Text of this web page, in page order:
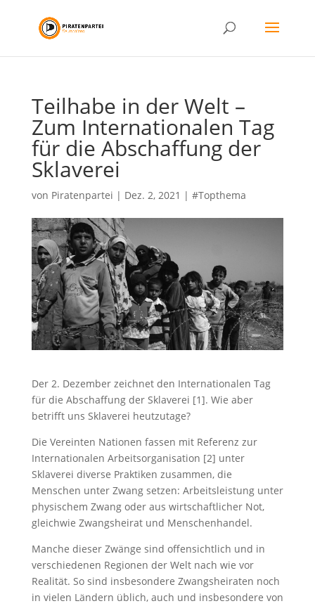
Teilhabe in der Welt –
Zum Internationalen Tag
für die Abschaffung der
Sklaverei
von Piratenpartei | Dez. 2, 2021 | #Topthema
Der 2. Dezember zeichnet den Internationalen Tag
für die Abschaffung der Sklaverei [1]. Wie aber
betrifft uns Sklaverei heutzutage?
Die Vereinten Nationen fassen mit Referenz zur
Internationalen Arbeitsorganisation [2] unter
Sklaverei diverse Praktiken zusammen, die
Menschen unter Zwang setzen: Arbeitsleistung unter
physischem Zwang oder aus wirtschaftlicher Not,
gleichwie Zwangsheirat und Menschenhandel.
Manche dieser Zwänge sind offensichtlich und in
verschiedenen Regionen der Welt nach wie vor
Realität. So sind insbesondere Zwangsheiraten noch
in vielen Ländern üblich, auch und insbesondere von